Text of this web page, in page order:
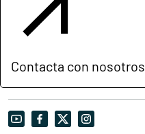
Contacta con nosotros